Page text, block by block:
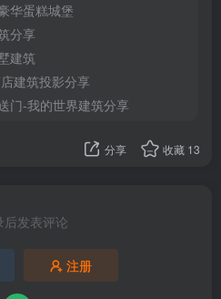
华蛋糕城堡
分享
建筑
建筑投影分享
门-我的世界建筑分享
分享 收藏 13
后发表评论
注册